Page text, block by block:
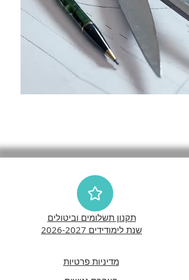
תקנון תשלומים וביטולים
שנת לימודידים 2026-2027
מדיניות פרטיות